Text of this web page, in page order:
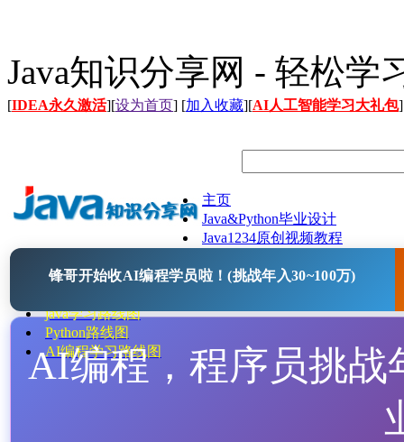
Java知识分享网 - 轻松学
[IDEA永久激活][设为首页] [加入收藏][AI人工智能学习大礼包]
主页
Java&Python毕业设计
Java1234原创视频教程
Java开源项目
java学习路线图
Python路线图
AI编程学习路线图
锋哥开始收AI编程学员啦！(挑战年入30~100万)
AI编程，程序员挑战